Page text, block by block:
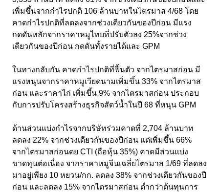
เพิ่มขึ้นจากกำไรปกติ 106 ล้านบาทในไตรมาส 4/68 โดย
คาดกำไรปกติที่ลดลงจากช่วงเดียวกันของปีก่อน มีแรง
กดดันหลักจากราคาหมูไทยที่ปรับตัวลง 25%จากช่วง
เดียวกันของปีก่อน กดดันทั้งรายได้และ GPM
ในทางกลับกัน คาดกำไรปกติที่ฟื้นตัว จากไตรมาสก่อน มี
แรงหนุนจากราคาหมูเวียดนามเพิ่มขึ้น 33% จากไตรมาส
ก่อน และราคาไก่ เพิ่มขึ้น 9% จากไตรมาสก่อน ประกอบ
กับการปรับโครงสร้างธุรกิจสัตว์น้ำในปี 68 ที่หนุน GPM
ด้านส่วนแบ่งกำไรจากบริษัทร่วมคาดที่ 2,704 ล้านบาท
ลดลง 22% จากช่วงเดียวกันของปีก่อน แต่เพิ่มขึ้น 66%
จากไตรมาสก่อนดย CTI (ถือหุ้น 35%) คาดมีส่วนแบ่ง
ขาดทุนต่อเนื่อง จากราคาหมูจีนเฉลี่ยไตรมาส 1/69 ที่ลดลง
มาอยู่เพียง 10 หยวน/กก. ลดลง 38% จากช่วงเดียวกันของปี
ก่อน และลดลง 15% จากไตรมาสก่อน ต่ำกว่าต้นทุนการ